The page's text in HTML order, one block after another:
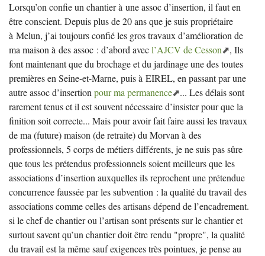
Lorsqu’on confie un chantier à une assoc d’insertion, il faut en
être conscient. Depuis plus de 20 ans que je suis propriétaire
à Melun, j’ai toujours confié les gros travaux d’amélioration de
ma maison à des assoc : d’abord avecl’AJCV de Cesson
, Ils
font maintenant que du brochage et du jardinage une des toutes
premières en Seine-et-Marne, puis à EIREL, en passant par une
autre assoc d’insertionpour ma permanence
... Les délais sont
rarement tenus et il est souvent nécessaire d’insister pour que la
finition soit correcte... Mais pour avoir fait faire aussi les travaux
de ma (future) maison (de retraite) du Morvan à des
professionnels, 5 corps de métiers différents, je ne suis pas sûre
que tous les prétendus professionnels soient meilleurs que les
associations d’insertion auxquelles ils reprochent une prétendue
concurrence faussée par les subvention : la qualité du travail des
associations comme celles des artisans dépend de l’encadrement.
si le chef de chantier ou l’artisan sont présents sur le chantier et
surtout savent qu’un chantier doit être rendu "propre", la qualité
du travail est la même sauf exigences très pointues, je pense au